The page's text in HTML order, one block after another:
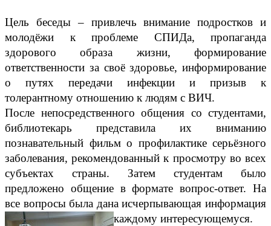
Цель беседы – привлечь внимание подростков и
молодёжи к проблеме СПИДа, пропаганда
здорового образа жизни, формирование
ответственности за своё здоровье, информирование
о путях передачи инфекции и призыв к
толерантному отношению к людям с ВИЧ.
После непосредственного общения со студентами,
библиотекарь представила их вниманию
познавательный фильм о профилактике серьёзного
заболевания, рекомендованный к просмотру во всех
субъектах страны. Затем студентам было
предложено общение в формате вопрос-ответ. На
все вопросы была дана исчерпывающая информация
каждому интересующемуся.